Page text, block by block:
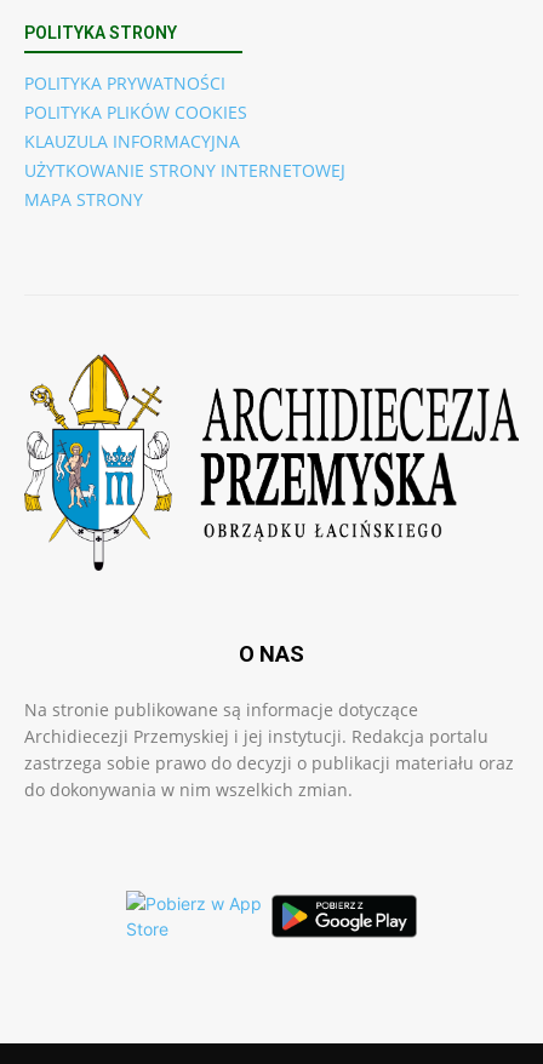
POLITYKA STRONY
POLITYKA PRYWATNOŚCI
POLITYKA PLIKÓW COOKIES
KLAUZULA INFORMACYJNA
UŻYTKOWANIE STRONY INTERNETOWEJ
MAPA STRONY
O NAS
Na stronie publikowane są informacje dotyczące
Archidiecezji Przemyskiej i jej instytucji. Redakcja portalu
zastrzega sobie prawo do decyzji o publikacji materiału oraz
do dokonywania w nim wszelkich zmian.